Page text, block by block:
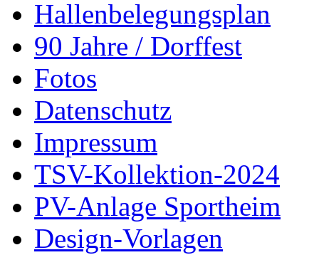
Hallenbelegungsplan
90 Jahre / Dorffest
Fotos
Datenschutz
Impressum
TSV-Kollektion-2024
PV-Anlage Sportheim
Design-Vorlagen